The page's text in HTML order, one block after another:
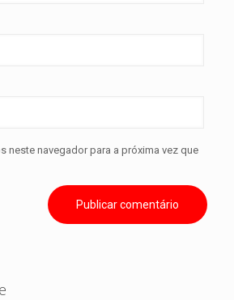
neste navegador para a próxima vez que